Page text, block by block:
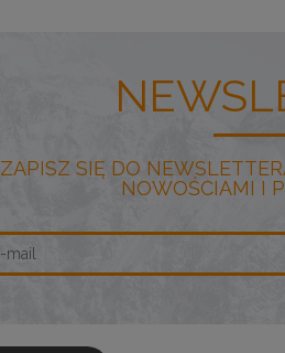
ZAPISZ SIĘ DO
NOWOŚCIAMI I